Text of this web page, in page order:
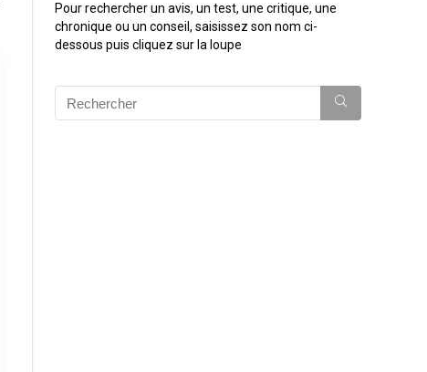
Pour rechercher un avis, un test, une critique, une
chronique ou un conseil, saisissez son nom ci-
dessous puis cliquez sur la loupe